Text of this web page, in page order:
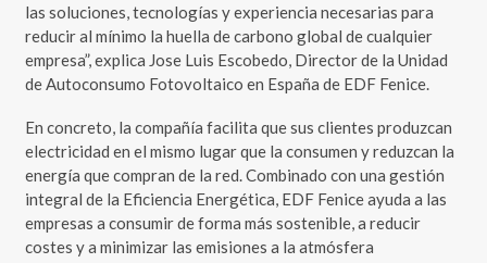
las soluciones, tecnologías y experiencia necesarias para
reducir al mínimo la huella de carbono global de cualquier
empresa”, explica Jose Luis Escobedo, Director de la Unidad
de Autoconsumo Fotovoltaico en España de EDF Fenice.
En concreto, la compañía facilita que sus clientes produzcan
electricidad en el mismo lugar que la consumen y reduzcan la
energía que compran de la red. Combinado con una gestión
integral de la Eficiencia Energética, EDF Fenice ayuda a las
empresas a consumir de forma más sostenible, a reducir
costes y a minimizar las emisiones a la atmósfera